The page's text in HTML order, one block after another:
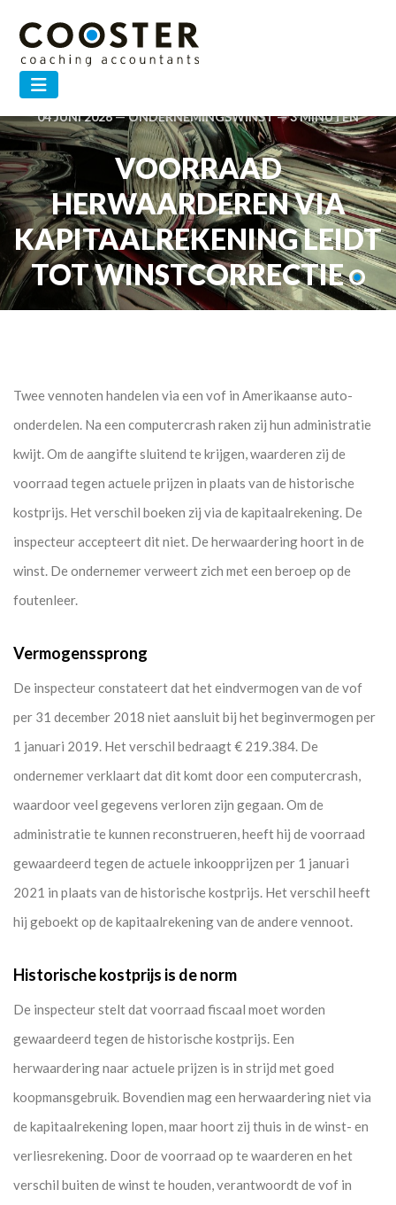
04 JUNI 2026 — ONDERNEMINGSWINST — 3 MINUTEN
VOORRAAD
HERWAARDEREN VIA
KAPITAALREKENING LEIDT
TOT WINSTCORRECTIE
Twee vennoten handelen via een vof in Amerikaanse auto-
onderdelen. Na een computercrash raken zij hun administratie
kwijt. Om de aangifte sluitend te krijgen, waarderen zij de
voorraad tegen actuele prijzen in plaats van de historische
kostprijs. Het verschil boeken zij via de kapitaalrekening. De
inspecteur accepteert dit niet. De herwaardering hoort in de
winst. De ondernemer verweert zich met een beroep op de
foutenleer.
Vermogenssprong
De inspecteur constateert dat het eindvermogen van de vof
per 31 december 2018 niet aansluit bij het beginvermogen per
1 januari 2019. Het verschil bedraagt € 219.384. De
ondernemer verklaart dat dit komt door een computercrash,
waardoor veel gegevens verloren zijn gegaan. Om de
administratie te kunnen reconstrueren, heeft hij de voorraad
gewaardeerd tegen de actuele inkoopprijzen per 1 januari
2021 in plaats van de historische kostprijs. Het verschil heeft
hij geboekt op de kapitaalrekening van de andere vennoot.
Historische kostprijs is de norm
De inspecteur stelt dat voorraad fiscaal moet worden
gewaardeerd tegen de historische kostprijs. Een
herwaardering naar actuele prijzen is in strijd met goed
koopmansgebruik. Bovendien mag een herwaardering niet via
de kapitaalrekening lopen, maar hoort zij thuis in de winst- en
verliesrekening. Door de voorraad op te waarderen en het
verschil buiten de winst te houden, verantwoordt de vof in